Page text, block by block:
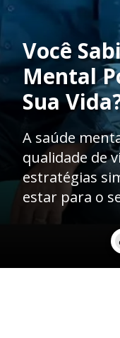
Você
Mental
Sua
A saúde
qualidade de
estratégias
estar para o